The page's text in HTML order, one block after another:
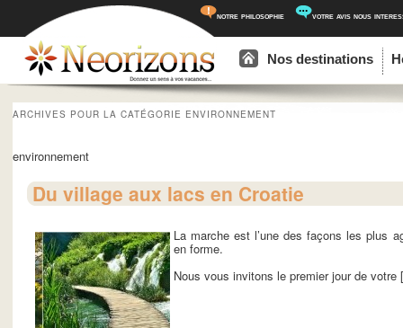
notre philosophie votre avis nous
Aller au contenu principal
Aller au contenu secondaire
Nos destinations
ARCHIVES POUR LA CATÉGORIE ENVIRONNEMENT
environnement
Du village aux lacs en Croatie
La marche est l’une des façons les plus
en forme.
Nous vous invitons le premier jour de votre